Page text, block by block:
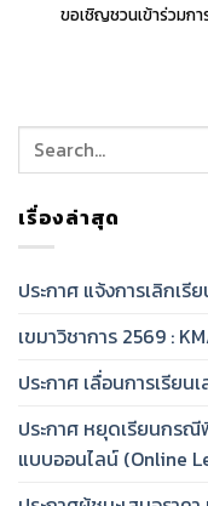
ขอเชิญชวนเข้าร่วมก
เรื่องล่าสุด
ประกาศ แจ้งการเลิกเรี
เขมาวิชาการ 2569 :
ประกาศ เลื่อนการเรียน
ประกาศ หยุดเรียนกรณี
แบบออนไลน์ (Online